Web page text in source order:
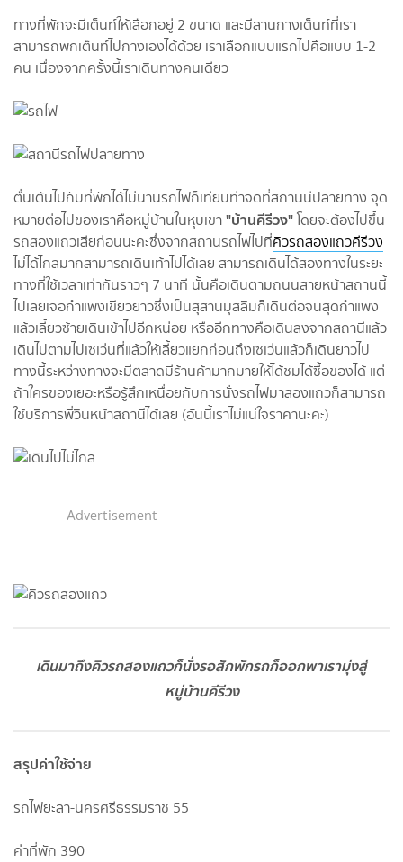
ทางที่พักจะมีเต็นท์ให้เลือกอยู่ 2 ขนาด และมีลานกางเต็นท์ที่เรา
สามารถพกเต็นท์ไปกางเองได้ด้วย เราเลือกแบบแรกไปคือแบบ 1-2
คน เนื่องจากครั้งนี้เราเดินทางคนเดียว
ตื่นเต้นไปกับที่พักได้ไม่นานรถไฟก็เทียบท่าจดที่สถานนีปลายทาง จุด
หมายต่อไปของเราคือหมู่บ้านในหุบเขา"บ้านคีรีวง"โดยจะต้องไปขึ้น
รถสองแถวเสียก่อนนะคะซึ่งจากสถานรถไฟไปที่คิวรถสองแถวคีรีวง
ไม่ได้ไกลมากสามารถเดินเท้าไปได้เลย สามารถเดินได้สองทางในระยะ
ทางที่ใช้เวลาเท่ากันราวๆ 7 นาที นั้นคือเดินตามถนนสายหน้าสถานนี้
ไปเลยเจอกำแพงเขียวยาวซึ่งเป็นสุสานมุสลิมก็เดินต่อจนสุดกำแพง
แล้วเลี้ยวซ้ายเดินเข้าไปอีกหน่อย หรืออีกทางคือเดินลงจากสถานีแล้ว
เดินไปตามไปเซเว่นที่แล้วให้เลี้ยวแยกก่อนถึงเซเว่นแล้วก็เดินยาวไป
ทางนี้ระหว่างทางจะมีตลาดมีร้านค้ามากมายให้ได้ชมได้ซื้อของได้ แต่
ถ้าใครของเยอะหรือรู้สึกเหนื่อยกับการนั่งรถไฟมาสองแถวก็สามารถ
ใช้บริการพี่วินหน้าสถานีได้เลย (อันนี้เราไม่แน่ใจราคานะคะ)
Advertisement
เดินมาถึงคิวรถสองแถวก็นั่งรอสักพักรถก็ออกพาเรามุ่งสู่
หมู่บ้านคีรีวง
สรุปค่าใช้จ่าย
รถไฟยะลา-นครศรีธรรมราช 55
ค่าที่พัก 390